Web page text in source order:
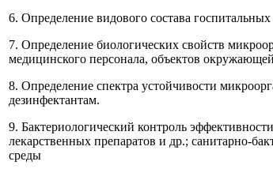
6. Определение видового состава
7. Определение биологических свойств
медицинского персонала, объектов
8. Определение спектра устойчивости
дезинфектантам.
9. Бактериологический контроль
лекарственных препаратов и др.; санитарно-
среды